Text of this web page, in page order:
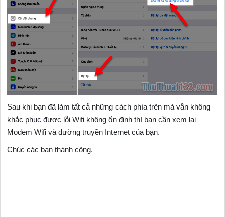
Sau khi bạn đã làm tất cả những cách phía trên mà vẫn không
khắc phục được lỗi Wifi không ổn định thì bạn cần xem lại
Modem Wifi và đường truyền Internet của bạn.
Chúc các bạn thành công.